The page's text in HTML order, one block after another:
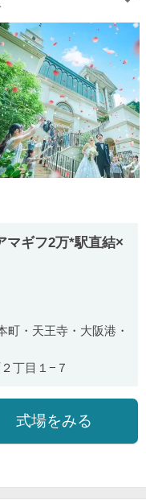
マギフ2万*駅直結×
町・天王寺・大阪港・
丁目１−７
式場をみる